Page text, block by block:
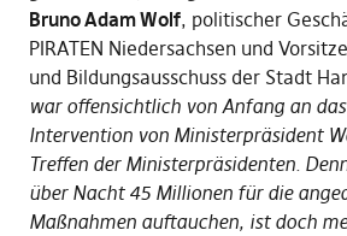
Bruno Adam Wolf, politischer
PIRATEN Niedersachsen und
und Bildungsausschuss der Stadt
war offensichtlich von Anfang an
Intervention von Ministerpräsident
Treffen der Ministerpräsidenten.
über Nacht 45 Millionen für die
Maßnahmen auftauchen, ist doch